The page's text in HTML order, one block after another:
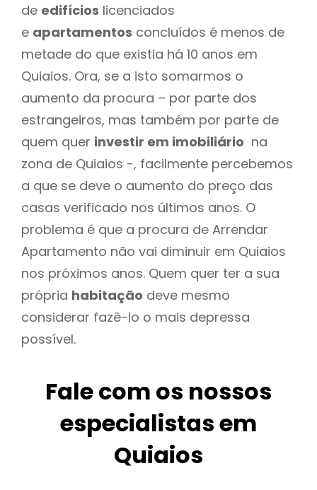
de edifícios licenciados
e apartamentos concluídos é menos de
metade do que existia há 10 anos em
Quiaios. Ora, se a isto somarmos o
aumento da procura – por parte dos
estrangeiros, mas também por parte de
quem quer investir em imobiliário na
zona de Quiaios -, facilmente percebemos
a que se deve o aumento do preço das
casas verificado nos últimos anos. O
problema é que a procura de Arrendar
Apartamento não vai diminuir em Quiaios
nos próximos anos. Quem quer ter a sua
própria habitação deve mesmo
considerar fazê-lo o mais depressa
possível.
Fale com os nossos
especialistas em
Quiaios